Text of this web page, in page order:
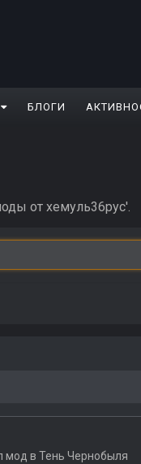
БЛОГИ
от хемуль36рус'.
мод в Тень Чернобыля